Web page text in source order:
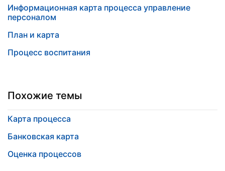
Информационная карта процесса управление
персоналом
План и карта
Процесс воспитания
Похожие темы
Карта процесса
Банковская карта
Оценка процессов